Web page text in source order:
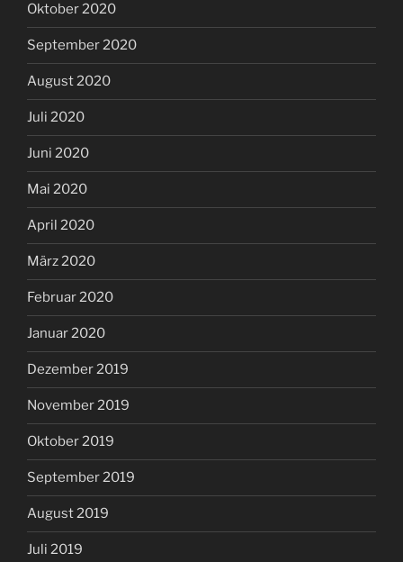
Oktober 2020
September 2020
August 2020
Juli 2020
Juni 2020
Mai 2020
April 2020
März 2020
Februar 2020
Januar 2020
Dezember 2019
November 2019
Oktober 2019
September 2019
August 2019
Juli 2019